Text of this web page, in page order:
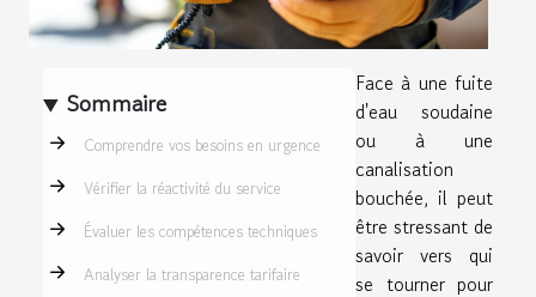
Sommaire
Comprendre vos besoins en urgence
Vérifier la réactivité du service
Évaluer les compétences techniques
Analyser la transparence tarifaire
Face à une fuite
d'eau soudaine
ou à une
canalisation
bouchée, il peut
être stressant de
savoir vers qui
se tourner pour